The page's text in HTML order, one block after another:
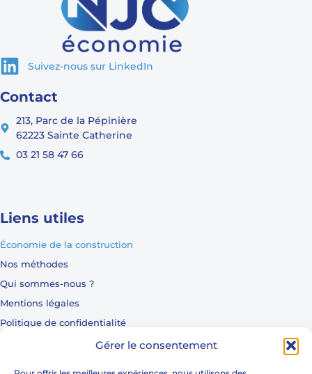
Gérer le consentement
Suivez-nous sur LinkedIn
Contact
213, Parc de la Pépinière
62223 Sainte Catherine
03 21 58 47 66
Liens utiles
Économie de la construction
Nos méthodes
Qui sommes-nous ?
Mentions légales
Politique de confidentialité
Nos références